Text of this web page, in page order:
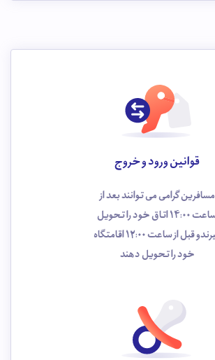
قوانین ورود و خروج
مسافرین گرامی می توانند بعد از
ساعت 14:00 اتاق خود را تحویل
گیرندو قبل از ساعت 12:00 اقامتگاه
خود را تحویل دهند